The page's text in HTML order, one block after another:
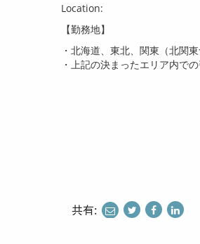
Location:
【勤務地】
・北海道、東北、関東（北関
・上記の決まったエリア内で
共有:
shareshareshare